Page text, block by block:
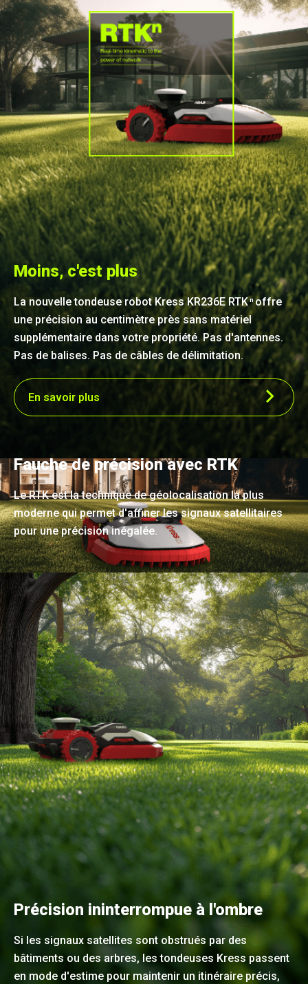
Moins, c'est plus
La nouvelle tondeuse robot Kress KR236E RTK noffre
une précision au centimètre près sans matériel
supplémentaire dans votre propriété. Pas d'antennes.
Pas de balises. Pas de câbles de délimitation.
En savoir plus
Fauche de précision avec RTK
Le RTK est la technique de géolocalisation la plus
moderne qui permet d'affiner les signaux satellitaires
pour une précision inégalée.
Précision ininterrompue à l'ombre
Si les signaux satellites sont obstrués par des
bâtiments ou des arbres, les tondeuses Kress passent
en mode d'estime pour maintenir un itinéraire précis,